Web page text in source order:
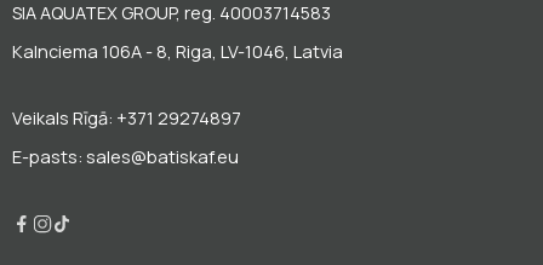
SIA AQUATEX GROUP, reg. 40003714583
Kalnciema 106A - 8, Riga, LV-1046, Latvia
Veikals Rīgā: +371 29274897
E-pasts: sales@batiskaf.eu